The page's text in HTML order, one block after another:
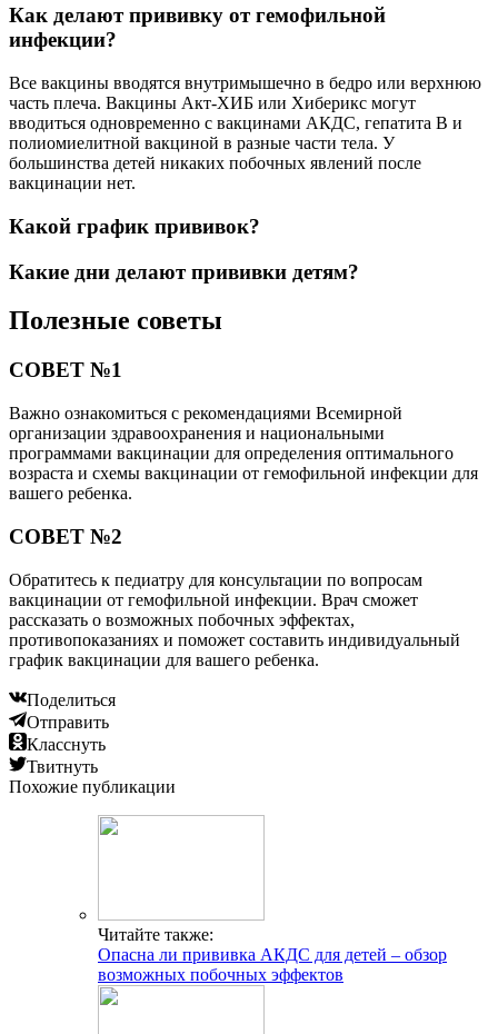
Как делают прививку от гемофильной
инфекции?
Все вакцины вводятся внутримышечно в бедро или верхнюю
часть плеча. Вакцины Акт-ХИБ или Хиберикс могут
вводиться одновременно с вакцинами АКДС, гепатита В и
полиомиелитной вакциной в разные части тела. У
большинства детей никаких побочных явлений после
вакцинации нет.
Какой график прививок?
Какие дни делают прививки детям?
Полезные советы
СОВЕТ №1
Важно ознакомиться с рекомендациями Всемирной
организации здравоохранения и национальными
программами вакцинации для определения оптимального
возраста и схемы вакцинации от гемофильной инфекции для
вашего ребенка.
СОВЕТ №2
Обратитесь к педиатру для консультации по вопросам
вакцинации от гемофильной инфекции. Врач сможет
рассказать о возможных побочных эффектах,
противопоказаниях и поможет составить индивидуальный
график вакцинации для вашего ребенка.
Поделиться
Отправить
Класснуть
Твитнуть
Похожие публикации
Читайте также:
Опасна ли прививка АКДС для детей – обзор
возможных побочных эффектов